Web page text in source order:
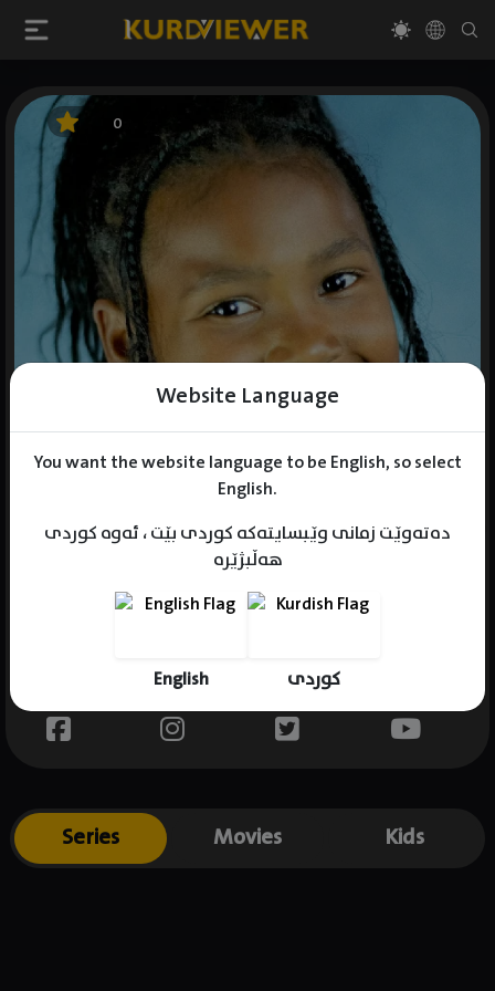
Website Language
You want the website language to be English, so select
English.
دەتەوێت زمانی وێبسایتەکە کوردی بێت ، ئەوە کوردی
هەڵبژێرە
English کوردی
0
Gender : female
Series Movies Kids